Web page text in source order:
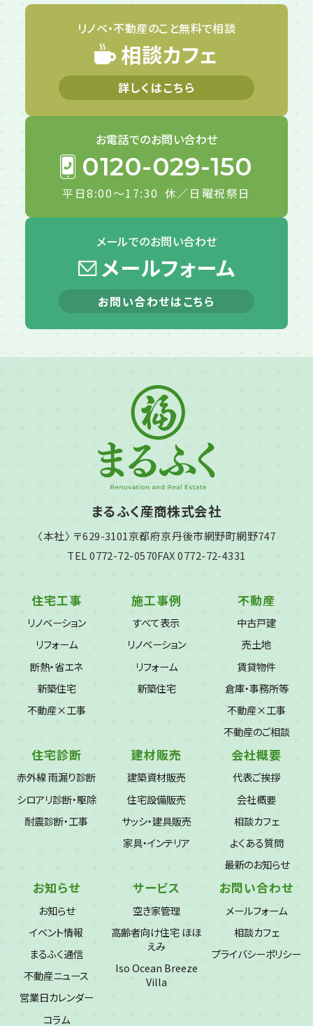
リノベ・不動産のこと無料で相談
相談カフェ
詳しくはこちら
お電話でのお問い合わせ
0120-029-150
平日8:00～17:30 休／日曜祝祭日
メールでのお問い合わせ
メールフォーム
お問い合わせはこちら
まるふく産商株式会社
〈本社〉 〒629-3101京都府京丹後市網野町網野747
TEL 0772-72-0570FAX 0772-72-4331
住宅工事
リノベーション
リフォーム
断熱・省エネ
新築住宅
不動産×工事
施工事例
すべて表示
リノベーション
リフォーム
新築住宅
不動産
中古戸建
売土地
賃貸物件
倉庫・事務所等
不動産×工事
不動産のご相談
住宅診断
赤外線 雨漏り診断
シロアリ診断・駆除
耐震診断・工事
建材販売
建築資材販売
住宅設備販売
サッシ・建具販売
家具・インテリア
会社概要
代表ご挨拶
会社概要
相談カフェ
よくある質問
最新のお知らせ
お知らせ
お知らせ
イベント情報
まるふく通信
不動産ニュース
営業日カレンダー
コラム
サービス
空き家管理
高齢者向け住宅 ほほ
えみ
Iso Ocean Breeze
Villa
お問い合わせ
メールフォーム
相談カフェ
プライバシーポリシー